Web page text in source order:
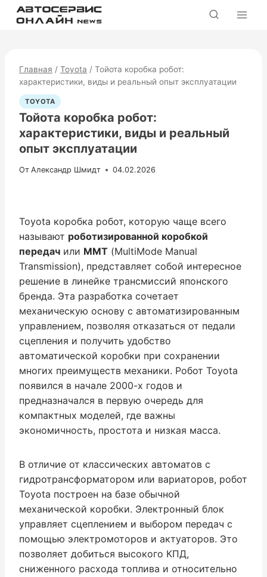
Перейти
Главная / Toyota / Тойота коробка робот:
характеристики, виды и реальный опыт эксплуатации
TOYOTA
Тойота коробка робот:
характеристики, виды и реальный
опыт эксплуатации
От Александр Шмидт 04.02.2026
Toyota коробка робот, которую чаще всего
называют роботизированной коробкой
передач или ММТ (MultiMode Manual
Transmission), представляет собой интересное
решение в линейке трансмиссий японского
бренда. Эта разработка сочетает
механическую основу с автоматизированным
управлением, позволяя отказаться от педали
сцепления и получить удобство
автоматической коробки при сохранении
многих преимуществ механики. Робот Toyota
появился в начале 2000-х годов и
предназначался в первую очередь для
компактных моделей, где важны
экономичность, простота и низкая масса.
В отличие от классических автоматов с
гидротрансформатором или вариаторов, робот
Toyota построен на базе обычной
механической коробки. Электронный блок
управляет сцеплением и выбором передач с
помощью электромоторов и актуаторов. Это
позволяет добиться высокого КПД,
сниженного расхода топлива и относительно